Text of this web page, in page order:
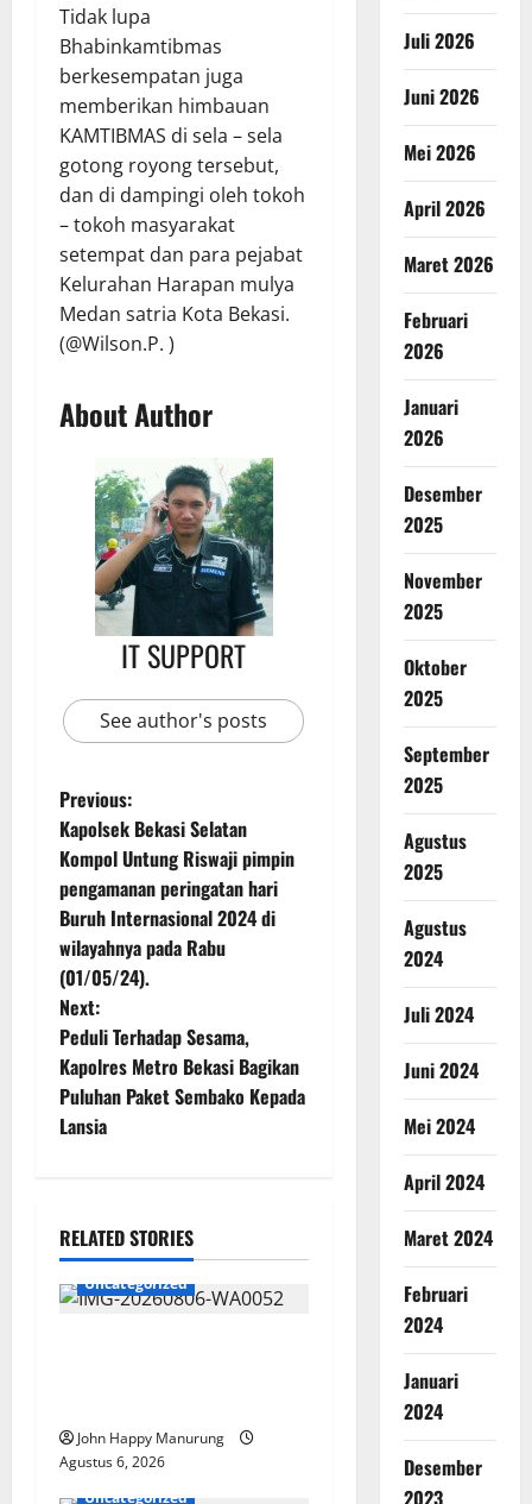
Tidak lupa
Bhabinkamtibmas
berkesempatan juga
memberikan himbauan
KAMTIBMAS di sela – sela
gotong royong tersebut,
dan di dampingi oleh tokoh
– tokoh masyarakat
setempat dan para pejabat
Kelurahan Harapan mulya
Medan satria Kota Bekasi.
(@Wilson.P. )
About Author
IT SUPPORT
See author's posts
Previous:
Kapolsek Bekasi Selatan
Kompol Untung Riswaji pimpin
pengamanan peringatan hari
Buruh Internasional 2024 di
wilayahnya pada Rabu
(01/05/24).
Next:
Peduli Terhadap Sesama,
Kapolres Metro Bekasi Bagikan
Puluhan Paket Sembako Kepada
Lansia
RELATED STORIES
Uncategorized
John Happy Manurung
Agustus 6, 2026
Uncategorized
Juli 2026
Juni 2026
Mei 2026
April 2026
Maret 2026
Februari
2026
Januari
2026
Desember
2025
November
2025
Oktober
2025
September
2025
Agustus
2025
Agustus
2024
Juli 2024
Juni 2024
Mei 2024
April 2024
Maret 2024
Februari
2024
Januari
2024
Desember
2023